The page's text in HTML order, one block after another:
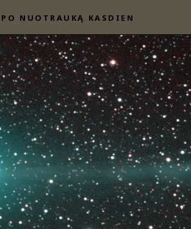
NUOTRAUKĄ KASDIEN